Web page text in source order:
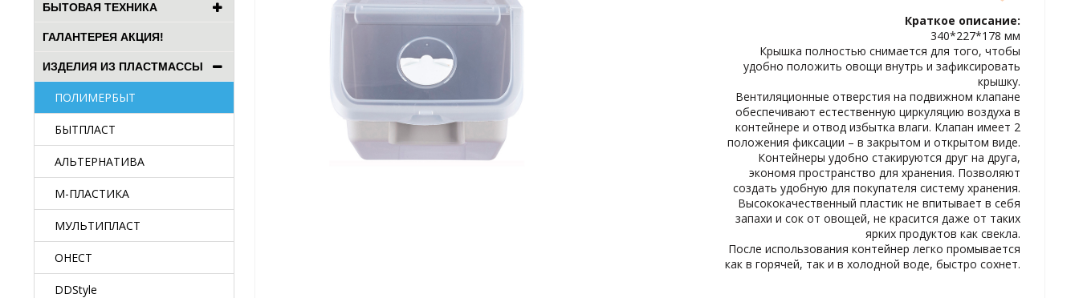
БЫТОВАЯ ТЕХНИКА
ГАЛАНТЕРЕЯ АКЦИЯ!
ИЗДЕЛИЯ ИЗ ПЛАСТМАССЫ
ПОЛИМЕРБЫТ
БЫТПЛАСТ
АЛЬТЕРНАТИВА
М-ПЛАСТИКА
МУЛЬТИПЛАСТ
ОНЕСТ
DDStyle
Краткое описание:
340*227*178 мм
Крышка полностью снимается для того, чтобы
удобно положить овощи внутрь и зафиксировать
крышку.
Вентиляционные отверстия на подвижном клапане
обеспечивают естественную циркуляцию воздуха в
контейнере и отвод избытка влаги. Клапан имеет 2
положения фиксации – в закрытом и открытом виде.
Контейнеры удобно стакируются друг на друга,
экономя пространство для хранения. Позволяют
создать удобную для покупателя систему хранения.
Высококачественный пластик не впитывает в себя
запахи и сок от овощей, не красится даже от таких
ярких продуктов как свекла.
После использования контейнер легко промывается
как в горячей, так и в холодной воде, быстро сохнет.